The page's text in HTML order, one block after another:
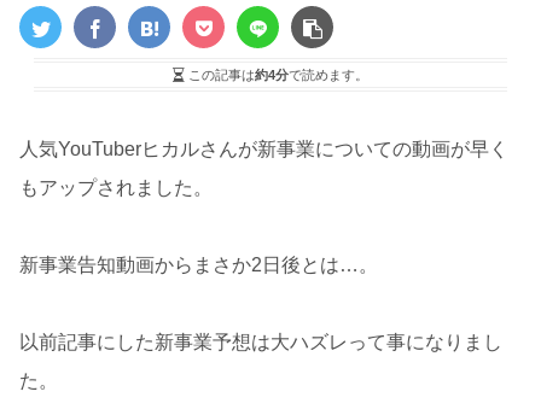
この記事は約4分で読めます。
人気YouTuberヒカルさんが新事業についての動画が早く
もアップされました。
新事業告知動画からまさか2日後とは…。
以前記事にした新事業予想は大ハズレって事になりまし
た。